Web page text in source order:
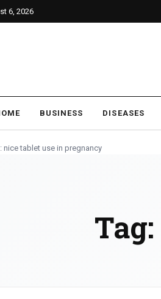
6, 2026
BUSINESS DISEASES
nice tablet use in pregnancy
Tag: